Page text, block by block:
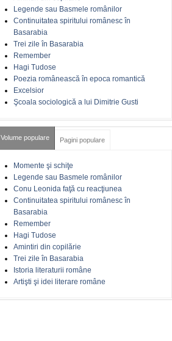
Legende sau Basmele românilor
Continuitatea spiritului românesc în
Basarabia
Trei zile în Basarabia
Remember
Hagi Tudose
Poezia românească în epoca romantică
Excelsior
Şcoala sociologică a lui Dimitrie Gusti
Volume populare Pagini populare
Momente şi schiţe
Legende sau Basmele românilor
Conu Leonida faţă cu reacţiunea
Continuitatea spiritului românesc în
Basarabia
Remember
Hagi Tudose
Amintiri din copilărie
Trei zile în Basarabia
Istoria literaturii române
Artişti şi idei literare române